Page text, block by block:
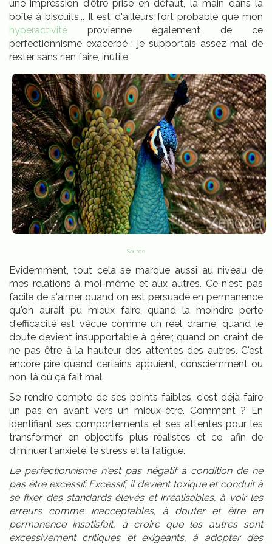
une impression d'être prise en défaut, la main dans la
boîte à biscuits... Il est d'ailleurs fort probable que mon
hyperactivité provienne également de ce
perfectionnisme exacerbé : je supportais assez mal de
rester sans rien faire, inutile.
Source
Evidemment, tout cela se marque aussi au niveau de
mes relations à moi-même et aux autres. Ce n'est pas
facile de s'aimer quand on est persuadé en permanence
qu'on aurait pu mieux faire, quand la moindre perte
d'efficacité est vécue comme un réel drame, quand le
doute devient insupportable à gérer, quand on craint de
ne pas être à la hauteur des attentes des autres. C'est
encore pire quand certains appuient, consciemment ou
non, là où ça fait mal.
Se rendre compte de ses points faibles, c'est déjà faire
un pas en avant vers un mieux-être. Comment ? En
identifiant ses comportements et ses attentes pour les
transformer en objectifs plus réalistes et ce, afin de
diminuer l'anxiété, le stress et la fatigue.
Le perfectionnisme n'est pas négatif à condition de ne
pas être excessif. Excessif, il devient toxique et conduit à
se fixer des standards élevés et irréalisables, à voir les
erreurs comme inacceptables, à douter et être en
permanence insatisfait, à croire que les autres sont
excessivement critiques et exigeants, à adopter des